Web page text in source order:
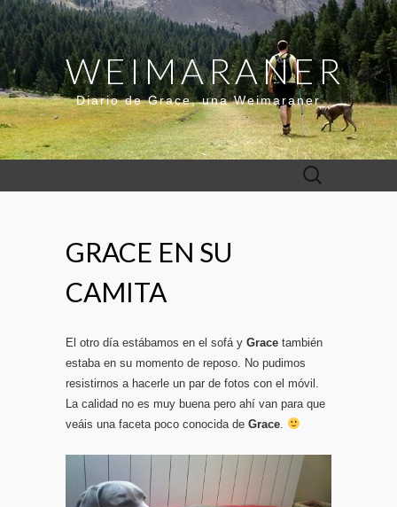
WEIMARANER
Diario de Grace, una Weimaraner
Buscar:
GRACE EN SU
CAMITA
El otro día estábamos en el sofá y Grace también
estaba en su momento de reposo. No pudimos
resistirnos a hacerle un par de fotos con el móvil.
La calidad no es muy buena pero ahí van para que
veáis una faceta poco conocida de Grace.